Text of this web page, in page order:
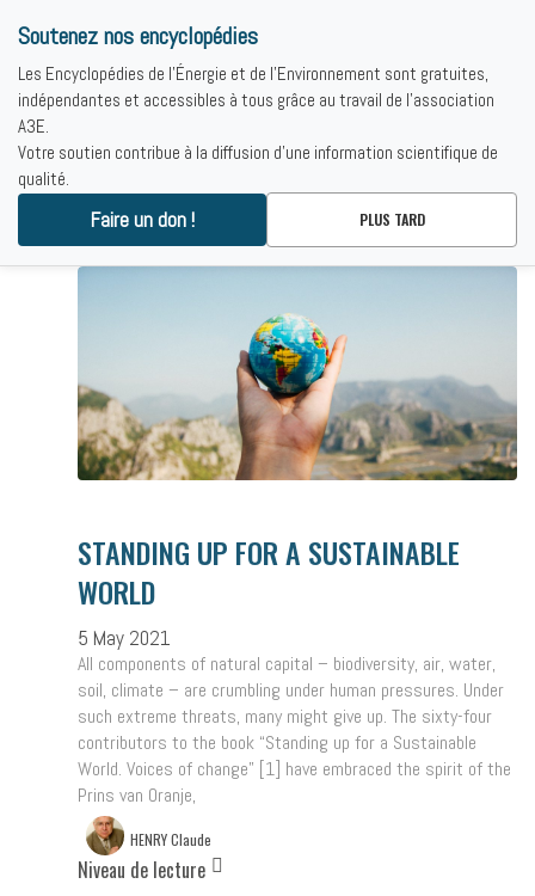
CONTENTS
STANDING UP FOR A SUSTAINABLE
WORLD
5 May 2021
All components of natural capital – biodiversity, air, water,
soil, climate – are crumbling under human pressures. Under
such extreme threats, many might give up. The sixty-four
contributors to the book “Standing up for a Sustainable
World. Voices of change” [1] have embraced the spirit of the
Prins van Oranje,
HENRY Claude
Niveau de lecture
Soutenez nos encyclopédies
Les Encyclopédies de l'Énergie et de l'Environnement sont gratuites,
indépendantes et accessibles à tous grâce au travail de l'association
A3E.
Votre soutien contribue à la diffusion d'une information scientifique de
qualité.
Faire un don ! PLUS TARD